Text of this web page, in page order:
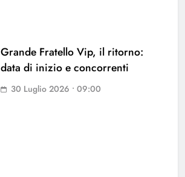
Grande Fratello Vip, il ritorno:
data di inizio e concorrenti
30 Luglio 2026 • 09:00